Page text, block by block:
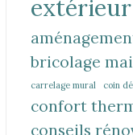
extérieur
bricolage
carrelage mural
coin
confort
conseils